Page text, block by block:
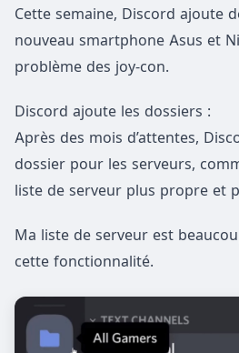
Cette semaine, Discord ajoute
nouveau smartphone Asus et
problème des joy-con.
Discord ajoute les dossiers :
Après des mois d’attentes,
dossier pour les serveurs,
liste de serveur plus propre et
Ma liste de serveur est
cette fonctionnalité.